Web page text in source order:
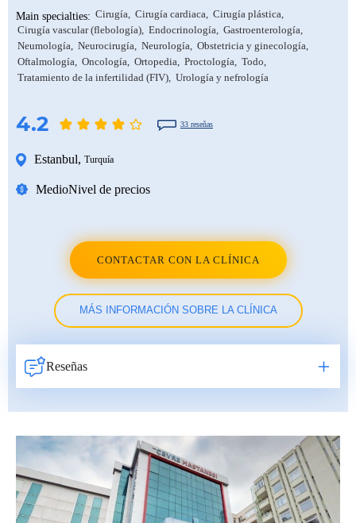
Main specialties: Cirugía Cirugía cardiaca Cirugía plástica
Cirugía vascular (flebología) Endocrinología Gastroenterología
Neumología Neurocirugía Neurología Obstetricia y ginecología
Oftalmología Oncología Ortopedia Proctología Todo
Tratamiento de la infertilidad (FIV) Urología y nefrología
4.2 33 reseñas
Estanbul, Turquía
MedioNivel de precios
CONTACTAR CON LA CLÍNICA
MÁS INFORMACIÓN SOBRE LA CLÍNICA
Reseñas